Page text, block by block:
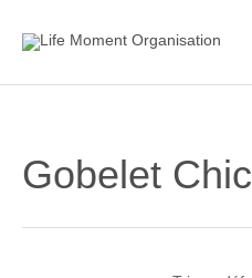
Gobelet Chic